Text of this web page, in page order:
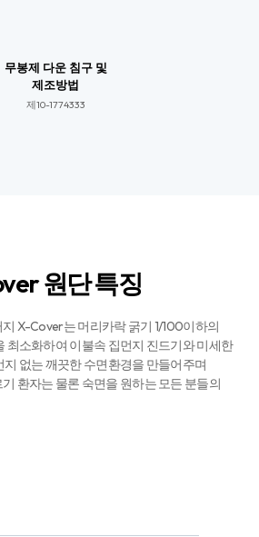
무봉제 다운 침구 및
제조방법
제10-1774333​​
원단 특징
X-Cover는 머리카락 굵기 1/100이하의
최소화하여 이불속 집먼지 진드기와 미세한
없는 깨끗한 수면환경을 만들어주며
환자는 물론 숙면을 원하는 모든 분들의